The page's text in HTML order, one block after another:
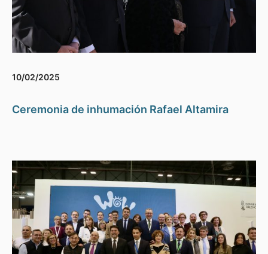
10/02/2025
Ceremonia de inhumación Rafael Altamira